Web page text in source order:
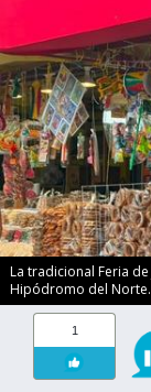
La tradicional Feria
Hipódromo del Norte.
1